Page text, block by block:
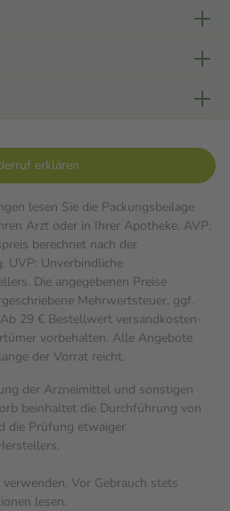
erklären
lesen Sie die Packungsbeilage
Arzt oder in Ihrer Apotheke. AVP:
berechnet nach der
UVP: Unverbindliche
Die angegebenen Preise
Mehrwertsteuer, ggf.
29 € Bestell­wert versand­kosten­
vorbehalten. Alle Angebote
der Vorrat reicht.
der Arzneimittel und sonstigen
beinhaltet die Durchführung von
die Prüfung etwaiger
Vor Gebrauch stets
lesen.